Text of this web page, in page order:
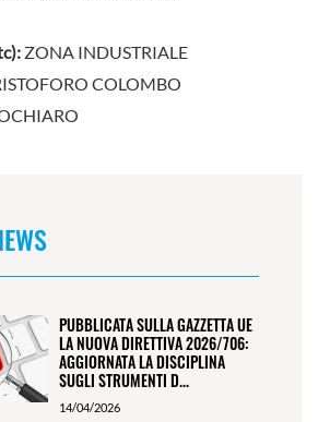
ZONA INDUSTRIALE
COLOMBO
PUBBLICATA SULLA GAZZETTA UE
LA NUOVA DIRETTIVA 2026/706:
AGGIORNATA LA DISCIPLINA
SUGLI STRUMENTI D...
14/04/2026